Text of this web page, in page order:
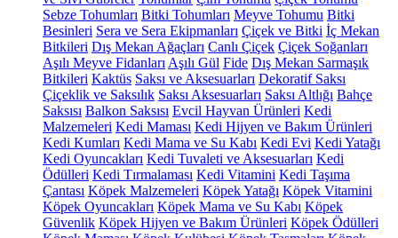
Sebze Tohumları Bitki Tohumları Meyve Tohumu Bitki
Besinleri Sera ve Sera Ekipmanları Çiçek ve Bitki İç Mekan
Bitkileri Dış Mekan Ağaçları Canlı Çiçek Çiçek Soğanları
Aşılı Meyve Fidanları Aşılı Gül Fide Dış Mekan Sarmaşık
Bitkileri Kaktüs Saksı ve Aksesuarları Dekoratif Saksı
Çiçeklik ve Saksılık Saksı Aksesuarları Saksı Altlığı Bahçe
Saksısı Balkon Saksısı Evcil Hayvan Ürünleri Kedi
Malzemeleri Kedi Maması Kedi Hijyen ve Bakım Ürünleri
Kedi Kumları Kedi Mama ve Su Kabı Kedi Evi Kedi Yatağı
Kedi Oyuncakları Kedi Tuvaleti ve Aksesuarları Kedi
Ödülleri Kedi Tırmalaması Kedi Vitamini Kedi Taşıma
Çantası Köpek Malzemeleri Köpek Yatağı Köpek Vitamini
Köpek Oyuncakları Köpek Mama ve Su Kabı Köpek
Güvenlik Köpek Hijyen ve Bakım Ürünleri Köpek Ödülleri